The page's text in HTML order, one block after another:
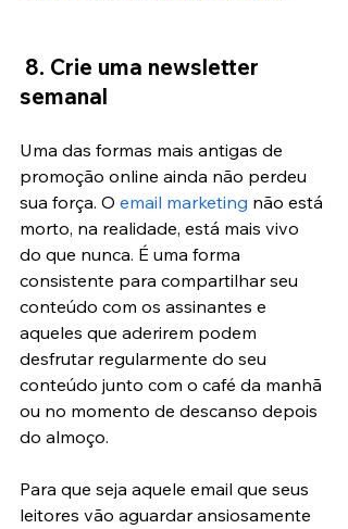
8. Crie uma newsletter
semanal
Uma das formas mais antigas de
promoção online ainda não perdeu
sua força. O email marketing não está
morto, na realidade, está mais vivo
do que nunca. É uma forma
consistente para compartilhar seu
conteúdo com os assinantes e
aqueles que aderirem podem
desfrutar regularmente do seu
conteúdo junto com o café da manhã
ou no momento de descanso depois
do almoço.
Para que seja aquele email que seus
leitores vão aguardar ansiosamente